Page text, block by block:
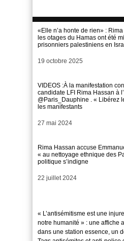
«Elle n’a honte de rien» :
les otages du Hamas ont été
prisonniers palestiniens en
Date
19 octobre 2025
VIDEOS :À la manifestation
candidate LFI Rima Hassan à
@Paris_Dauphine . « Libérez
les manifestants
Date
27 mai 2024
Rima Hassan accuse
« au nettoyage ethnique des
politique s’indigne
Date
22 juillet 2024
« L’antisémitisme est une
notre humanité » : une affiche
dans une station essence, un